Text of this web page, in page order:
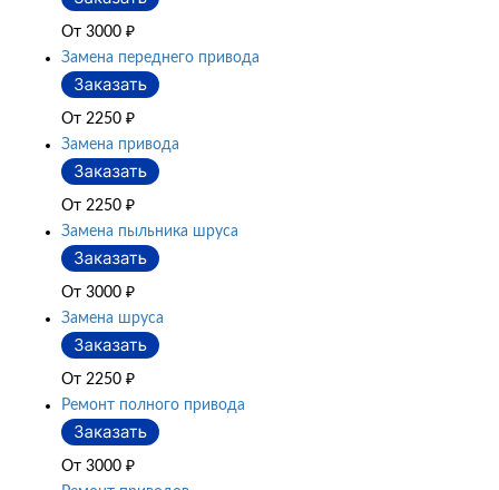
От 3000 ₽
Замена переднего привода
От 2250 ₽
Замена привода
От 2250 ₽
Замена пыльника шруса
От 3000 ₽
Замена шруса
От 2250 ₽
Ремонт полного привода
От 3000 ₽